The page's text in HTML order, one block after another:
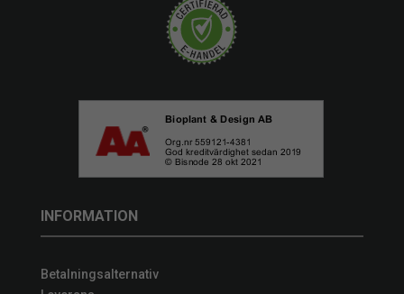
INFORMATION
Betalningsalternativ